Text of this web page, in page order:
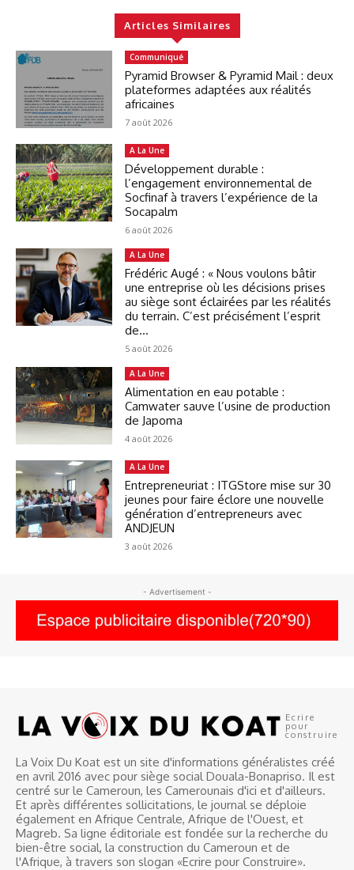
Articles Similaires
Communiqué
Pyramid Browser & Pyramid Mail : deux
plateformes adaptées aux réalités
africaines
7 août 2026
A La Une
Développement durable :
l’engagement environnemental de
Socfinaf à travers l’expérience de la
Socapalm
6 août 2026
A La Une
Frédéric Augé : « Nous voulons bâtir
une entreprise où les décisions prises
au siège sont éclairées par les réalités
du terrain. C’est précisément l’esprit
de...
5 août 2026
A La Une
Alimentation en eau potable :
Camwater sauve l’usine de production
de Japoma
4 août 2026
A La Une
Entrepreneuriat : ITGStore mise sur 30
jeunes pour faire éclore une nouvelle
génération d’entrepreneurs avec
ANDJEUN
3 août 2026
- Advertisement -
Ecrire
pour
construire
La Voix Du Koat est un site d'informations généralistes créé
en avril 2016 avec pour siège social Douala-Bonapriso. Il est
centré sur le Cameroun, les Camerounais d'ici et d'ailleurs.
Et après différentes sollicitations, le journal se déploie
également en Afrique Centrale, Afrique de l'Ouest, et
Magreb. Sa ligne éditoriale est fondée sur la recherche du
bien-être social, la construction du Cameroun et de
l'Afrique, à travers son slogan «Ecrire pour Construire».